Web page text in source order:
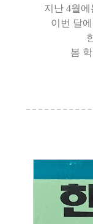
지난 4월
이번 달
봄